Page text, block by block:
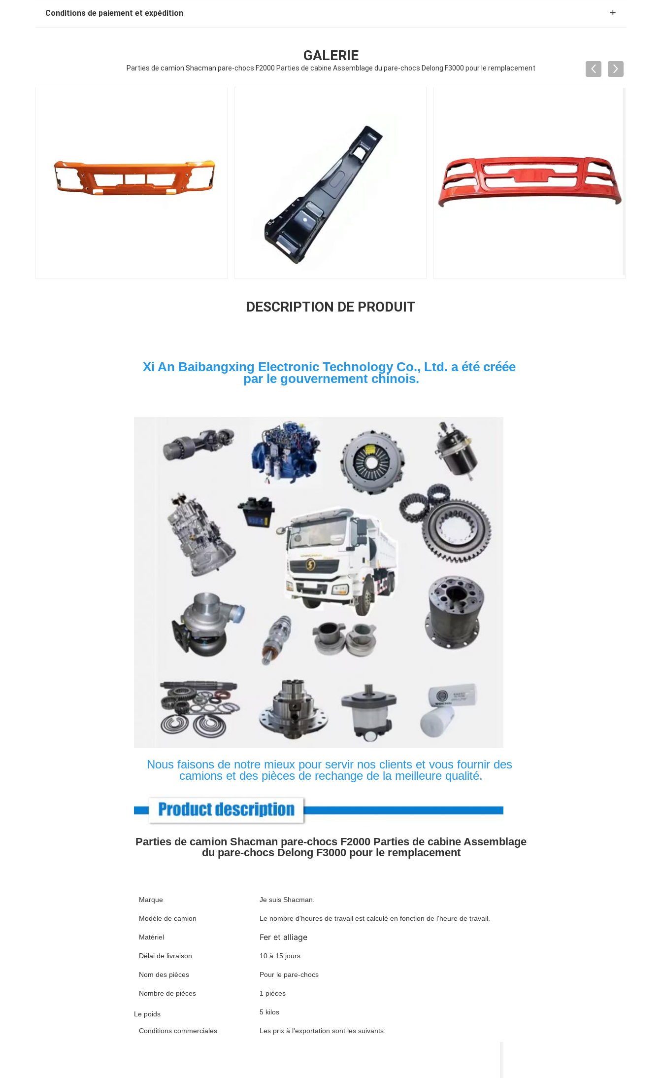
Conditions de paiement et expédition
GALERIE
Parties de camion Shacman pare-chocs F2000 Parties de cabine Assemblage du pare-chocs Delong F3000 pour le remplacement
DESCRIPTION DE PRODUIT
Xi An Baibangxing Electronic Technology Co., Ltd. a été créée
par le gouvernement chinois.
Nous faisons de notre mieux pour servir nos clients et vous fournir des
camions et des pièces de rechange de la meilleure qualité.
Parties de camion Shacman pare-chocs F2000 Parties de cabine Assemblage
du pare-chocs Delong F3000 pour le remplacement
Marque Je suis Shacman.
Modèle de camion Le nombre d'heures de travail est calculé en fonction de l'heure de travail.
Matériel Fer et alliage
Délai de livraison 10 à 15 jours
Nom des pièces Pour le pare-chocs
Nombre de pièces 1 pièces
Le poids 5 kilos
Conditions commerciales Les prix à l'exportation sont les suivants: